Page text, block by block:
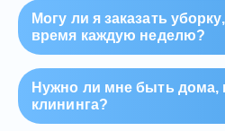
Могу ли я заказать
время каждую неделю?
Нужно ли мне быть дома,
клининга?